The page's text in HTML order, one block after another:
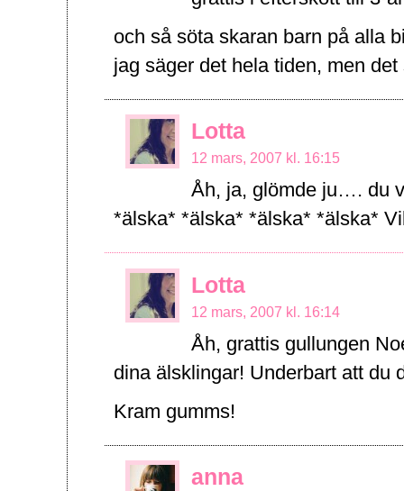
och så söta skaran barn på alla
jag säger det hela tiden, men
Lotta
12 mars, 2007 kl. 16:15
Åh, ja, glömde ju…. du
*älska* *älska* *älska* *älska*
Lotta
12 mars, 2007 kl. 16:14
Åh, grattis gullungen
dina älsklingar! Underbart att du
Kram gumms!
anna